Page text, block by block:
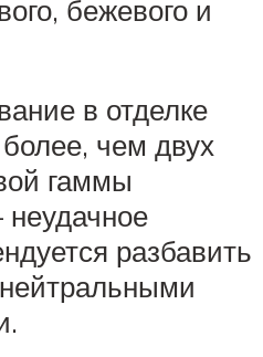
бежевого и
в отделке
чем двух
гаммы
разбавить